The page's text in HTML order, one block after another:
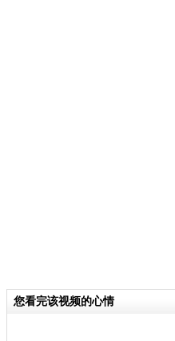
您看完该视频的心情